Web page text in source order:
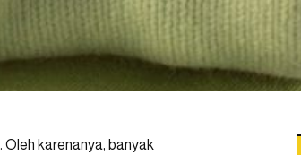
karenanya, banyak